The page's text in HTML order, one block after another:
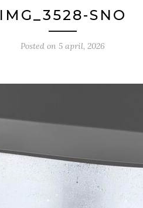
IMG_3528-SNO
Posted on 5 april, 2026